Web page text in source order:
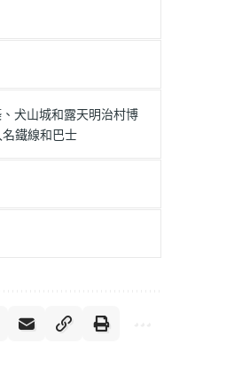
犬山城和露天明治村博
鐵線和巴士